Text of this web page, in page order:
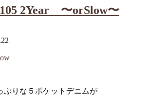
2Year 〜orSlow〜
ぷりな５ポケットデニムが